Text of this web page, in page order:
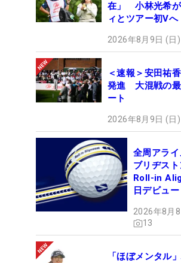
在」 小林光希が
ィとツアー初Vへ
2026年8月9日 (日
＜速報＞安田祐
発進 大混戦の最
ート
2026年8月9日 (日
全周アライ
ブリヂス
Roll-in
日デビュー
2026年8月
13
「ほぼメンタル